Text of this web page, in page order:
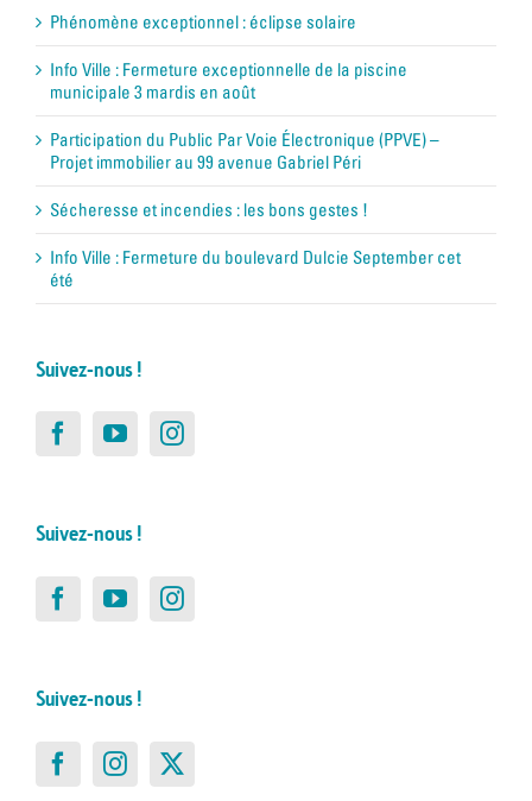
Phénomène exceptionnel : éclipse solaire
Info Ville : Fermeture exceptionnelle de la piscine
municipale 3 mardis en août
Participation du Public Par Voie Électronique (PPVE) –
Projet immobilier au 99 avenue Gabriel Péri
Sécheresse et incendies : les bons gestes !
Info Ville : Fermeture du boulevard Dulcie September cet
été
Suivez-nous !
Suivez-nous !
Suivez-nous !